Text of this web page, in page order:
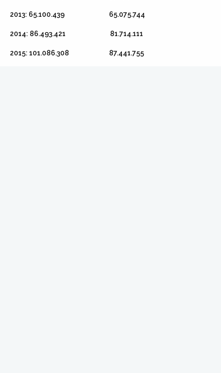
2013: 65.100.439 65.075.744
2014: 86.493.421 81.714.111
2015: 101.086.308 87.441.755